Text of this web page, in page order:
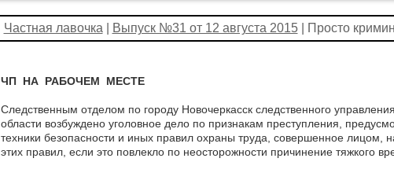
Частная лавочка Выпуск №31 от 12 августа 2015| Просто
ЧП НА РАБОЧЕМ МЕСТЕ
Следственным отделом по городу Новочеркасск следственного
области возбуждено уголовное дело по признакам преступления,
техники безопасности и иных правил охраны труда, совершенное лицом,
этих правил, если это повлекло по неосторожности причинение тяжкого